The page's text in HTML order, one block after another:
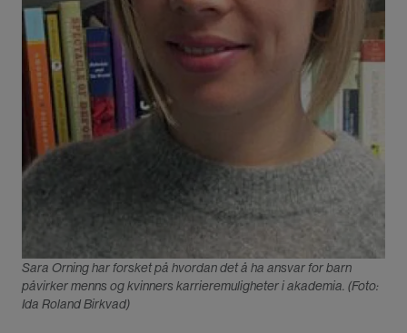
Sara Orning har forsket på hvordan det å ha ansvar for barn
påvirker menns og kvinners karrieremuligheter i akademia. (Foto:
Ida Roland Birkvad)